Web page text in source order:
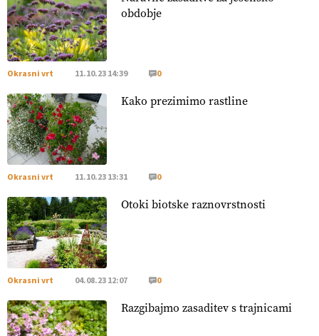
[EKOloško = LOGIČNO
ključna kmetijstvo
https://t.co/YvDmY3UNng @EUAgri #IMCAP #CAP
[EKOloško = LOGIČNO
naravno peneče vino, tudi v Sloveniji.
https://t.co/9fpqD3fCrE @EUAgri #IMCAP #CAP
20.07.2026
[EKOloško = LOGIČNO
pridelava z mislijo na naravo.
@EUAgri #IMCAP #CAP https://t.co/Bf31lnQSIb
15.07.2026
obdobje
Okrasni vrt 11.10.23 14:39 0
Kako prezimimo rastline
Okrasni vrt 11.10.23 13:31 0
Otoki biotske raznovrstnosti
Okrasni vrt 04.08.23 12:07 0
Razgibajmo zasaditev s trajnicami